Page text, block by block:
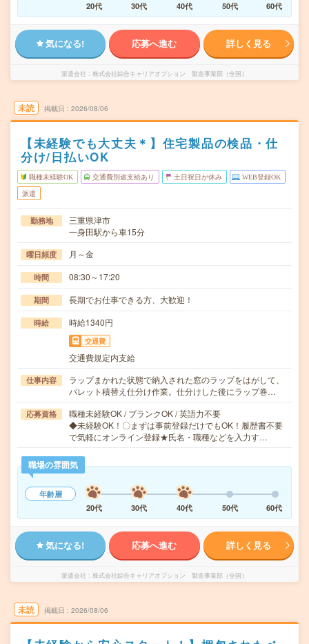
20代
30代 40代 50代 60代
気になる! 応募へ進む 詳しく見る
派遣会社 株式会社綜合キャリアオプション 製造事業部（全国）
未読 掲載日 2026/08/06
【未経験でも大丈夫＊】住宅製品の検品・仕
分け/日払いOK
職種未経験OK 交通費別途支給あり 土日祝日が休み WEB登録OK
派遣
勤務地
三重県津市
一身田駅から車15分
曜日頻度 月～金
時間 08:30～17:20
期間 長期でお仕事できる方、大歓迎！
時給 時給1340円
交通費
交通費規定内支給
仕事内容
ラップまかれた状態で納入された窓のラップをはがして、
パレット積替え仕分け作業。仕分けした後にラップ巻…
応募資格
職種未経験OK / ブランクOK / 英語力不要
◆未経験OK！〇まずは事前登録だけでもOK！履歴書不要
で気軽にオンライン登録★氏名・職種などを入力す…
職場の雰囲気
年齢層
20代
30代 40代 50代 60代
気になる! 応募へ進む 詳しく見る
派遣会社 株式会社綜合キャリアオプション 製造事業部（全国）
未読 掲載日 2026/08/06